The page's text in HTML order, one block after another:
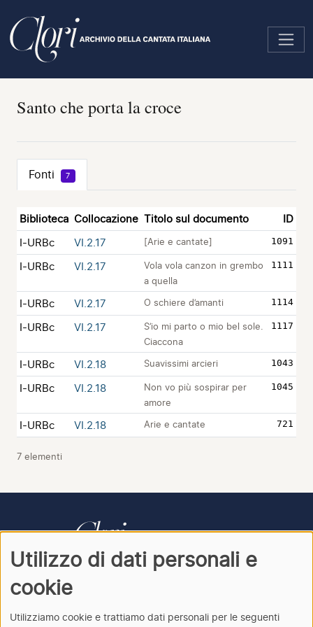
contenuto
principale
Santo che porta la croce
Fonti 7
Biblioteca Collocazione Titolo sul documento
ID
I-URBc
VI.2.17 [Arie e cantate] 1091
I-URBc VI.2.17
Vola vola canzon in grembo
a quella
1111
I-URBc VI.2.17 O schiere d’amanti 1114
I-URBc VI.2.17
S’io mi parto o mio bel sole.
Ciaccona
1117
I-URBc VI.2.18 Suavissimi arcieri 1043
I-URBc VI.2.18
Non vo più sospirar per
amore
1045
I-URBc VI.2.18 Arie e cantate 721
7 elementi
CONTATTI PRIVACY
Utilizzo di dati personali e
cookie
Utilizziamo cookie e trattiamo dati personali per le seguenti